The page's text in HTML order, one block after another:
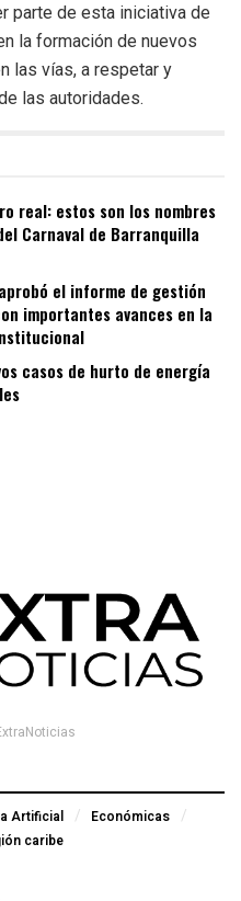
parte de esta iniciativa de
la formación de nuevos
las vías, a respetar y
las autoridades.
real: estos son los nombres
Carnaval de Barranquilla
el informe de gestión
importantes avances en la
casos de hurto de energía
Artificial
Económicas
caribe